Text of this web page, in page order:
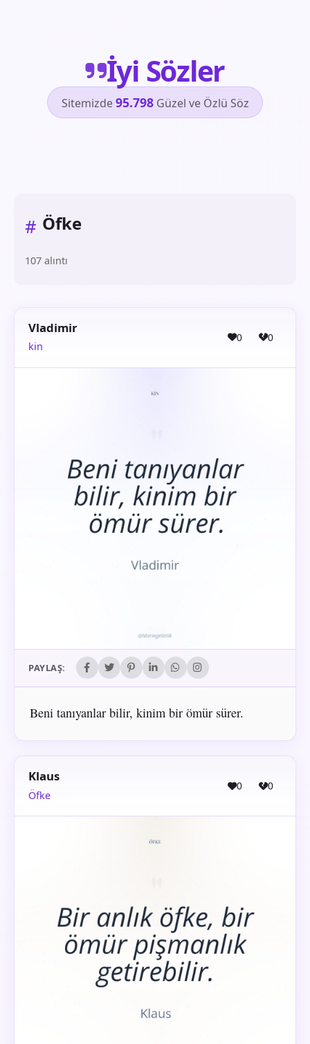
İyi Sözler
Sitemizde95.798Güzel ve Özlü Söz
# Öfke
107 alıntı
Vladimir
kin
0 0
PAYLAŞ:
Beni tanıyanlar bilir, kinim bir ömür sürer.
Klaus
Öfke
0 0